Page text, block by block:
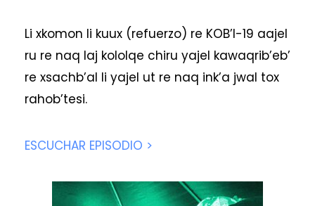
Li xkomon li kuux (refuerzo) re KOB’I-19 aajel
ru re naq laj kololqe chiru yajel kawaqrib’eb’
re xsachb’al li yajel ut re naq ink’a jwal tox
rahob’tesi.
ESCUCHAR EPISODIO >